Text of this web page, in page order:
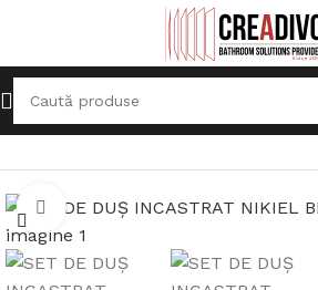
Prima pagină Sisteme de duș
Click pentru a mari